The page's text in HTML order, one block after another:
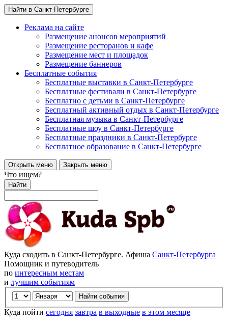
Найти в Санкт-Петербурге
Реклама на сайте
Размещение анонсов мероприятий
Размещение ресторанов и кафе
Размещение мест и площадок
Размещение баннеров
Бесплатные события
Бесплатные выставки в Санкт-Петербурге
Бесплатные фестивали в Санкт-Петербурге
Бесплатно с детьми в Санкт-Петербурге
Бесплатный активный отдых в Санкт-Петербурге
Бесплатная музыка в Санкт-Петербурге
Бесплатные шоу в Санкт-Петербурге
Бесплатные праздники в Санкт-Петербурге
Бесплатное образование в Санкт-Петербурге
Открыть меню Закрыть меню
Что ищем?
Найти
Куда сходить в Санкт-Петербурге. Афиша Санкт-Петербурга
Помощник и путеводитель
по интересным местам
и лучшим событиям
Куда пойти сегодня завтра в выходные в этом месяце